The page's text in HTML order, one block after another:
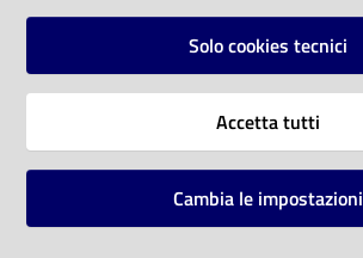
Vai alla pagina
Mappa del sito
Solo cookies tecnici
Accetta tutti
Cambia le impostazioni